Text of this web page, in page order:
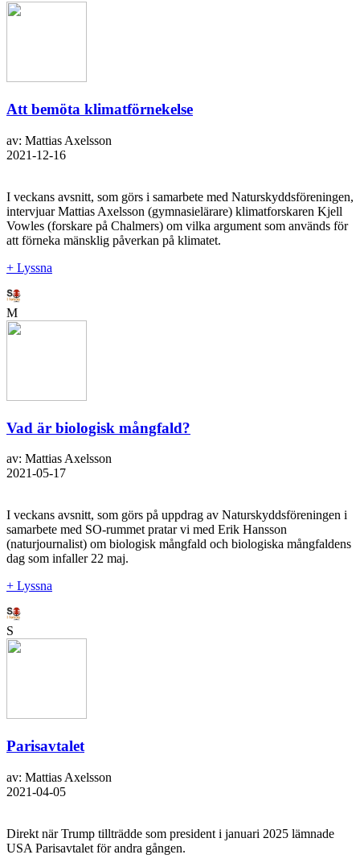
Att bemöta klimatförnekelse
av: Mattias Axelsson
2021-12-16
I veckans avsnitt, som görs i samarbete med Naturskyddsföreningen,
intervjuar Mattias Axelsson (gymnasielärare) klimatforskaren Kjell
Vowles (forskare på Chalmers) om vilka argument som används för
att förneka mänsklig påverkan på klimatet.
+ Lyssna
M
Vad är biologisk mångfald?
av: Mattias Axelsson
2021-05-17
I veckans avsnitt, som görs på uppdrag av Naturskyddsföreningen i
samarbete med SO-rummet pratar vi med Erik Hansson
(naturjournalist) om biologisk mångfald och biologiska mångfaldens
dag som infaller 22 maj.
+ Lyssna
S
Parisavtalet
av: Mattias Axelsson
2021-04-05
Direkt när Trump tillträdde som president i januari 2025 lämnade
USA Parisavtalet för andra gången.